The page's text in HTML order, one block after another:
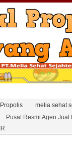
melia sehat
Pusat Resmi Agen